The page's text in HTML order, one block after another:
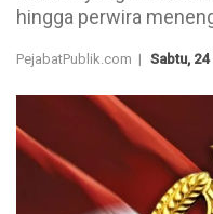
hingga perwira
PejabatPublik.com | Sabtu,